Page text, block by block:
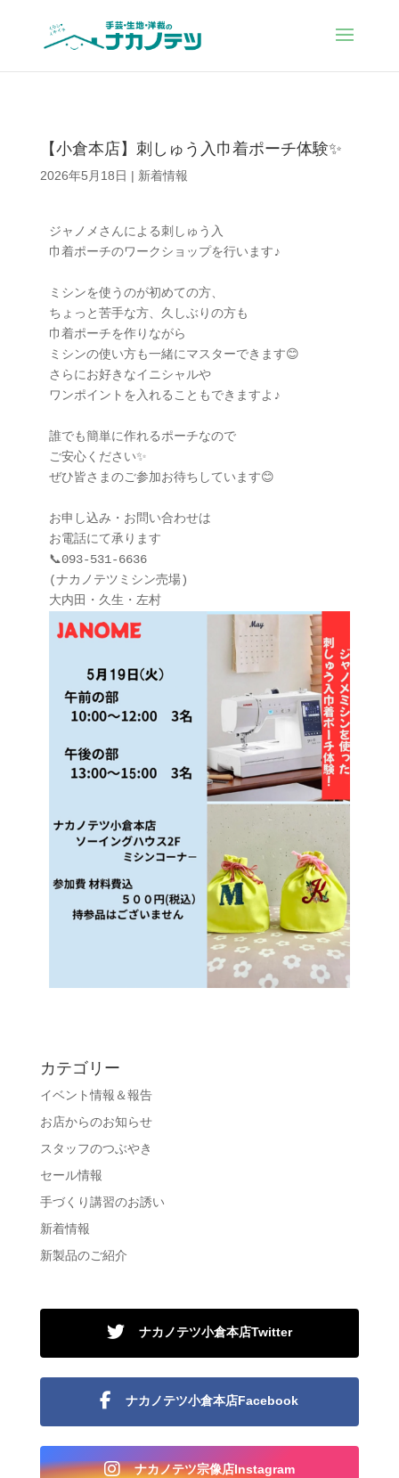
【小倉本店】刺しゅう入巾着ポーチ体験✨
2026年5月18日 | 新着情報
ジャノメさんによる刺しゅう入
巾着ポーチのワークショップを行います♪
ミシンを使うのが初めての方、
ちょっと苦手な方、久しぶりの方も
巾着ポーチを作りながら
ミシンの使い方も一緒にマスターできます😊
さらにお好きなイニシャルや
ワンポイントを入れることもできますよ♪
誰でも簡単に作れるポーチなので
ご安心ください✨
ぜひ皆さまのご参加お待ちしています😊
お申し込み・お問い合わせは
お電話にて承ります
📞093-531-6636
(ナカノテツミシン売場)
大内田・久生・左村
カテゴリー
イベント情報＆報告
お店からのお知らせ
スタッフのつぶやき
セール情報
手づくり講習のお誘い
新着情報
新製品のご紹介
ナカノテツ小倉本店Twitter
ナカノテツ小倉本店Facebook
ナカノテツ宗像店Instagram